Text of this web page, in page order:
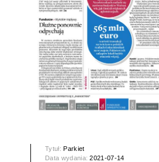
Tytuł:Parkiet
Data wydania:2021-07-14